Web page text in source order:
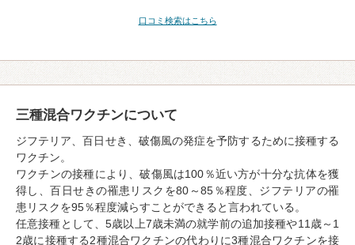
口コミ検索はこちら
三種混合ワクチンについて
ジフテリア、百日せき、破傷風の発症を予防するために接種する
ワクチン。
ワクチンの接種により、破傷風は100％近い方が十分な抗体を獲
得し、百日せきの罹患リスクを80～85％程度、ジフテリアの罹
患リスクを95％程度減らすことができると言われている。
任意接種として、5歳以上7歳未満の就学前の追加接種や11歳～1
2歳に接種する2種混合ワクチンの代わりに3種混合ワクチンを接